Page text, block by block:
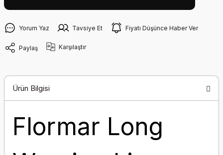
Yorum Yaz Tavsiye Et Fiyatı Düşünce Haber Ver
Paylaş Karşılaştır
Ürün Bilgisi
Flormar Long